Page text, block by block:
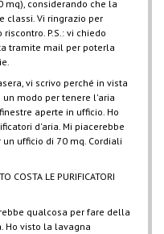
considerando che la
classi. Vi ringrazio per
P.S.: vi chiedo
tramite mail per poterla
vi scrivo perché in vista
modo per tenere l'aria
aperte in ufficio. Ho
d'aria. Mi piacerebbe
ufficio di 70 mq. Cordiali
COSTA LE PURIFICATORI
qualcosa per fare della
Ho visto la lavagna